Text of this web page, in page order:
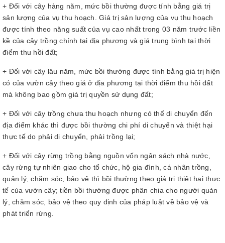
+ Đối với cây hàng năm, mức bồi thường được tính bằng giá trị
sản lượng của vụ thu hoạch. Giá trị sản lượng của vụ thu hoạch
được tính theo năng suất của vụ cao nhất trong 03 năm trước liền
kề của cây trồng chính tại địa phương và giá trung bình tại thời
điểm thu hồi đất;
+ Đối với cây lâu năm, mức bồi thường được tính bằng giá trị hiện
có của vườn cây theo giá ở địa phương tại thời điểm thu hồi đất
mà không bao gồm giá trị quyền sử dụng đất;
+ Đối với cây trồng chưa thu hoạch nhưng có thể di chuyển đến
địa điểm khác thì được bồi thường chi phí di chuyển và thiệt hại
thực tế do phải di chuyển, phải trồng lại;
+ Đối với cây rừng trồng bằng nguồn vốn ngân sách nhà nước,
cây rừng tự nhiên giao cho tổ chức, hộ gia đình, cá nhân trồng,
quản lý, chăm sóc, bảo vệ thì bồi thường theo giá trị thiệt hại thực
tế của vườn cây; tiền bồi thường được phân chia cho người quản
lý, chăm sóc, bảo vệ theo quy định của pháp luật về bảo vệ và
phát triển rừng.